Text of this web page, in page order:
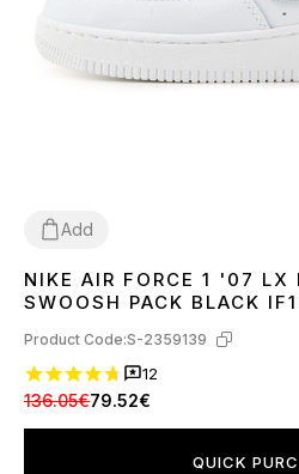
Add
3637 38 39 40414344 45
NIKE AIR FORCE 1 '07 LX
SWOOSH PACK BLACK
Product Code:S-2359139
12
136.05€79.52€
QUICK